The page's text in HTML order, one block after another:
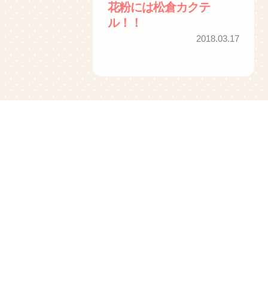
花粉には松倉カクテ
ル！！
2018.03.17